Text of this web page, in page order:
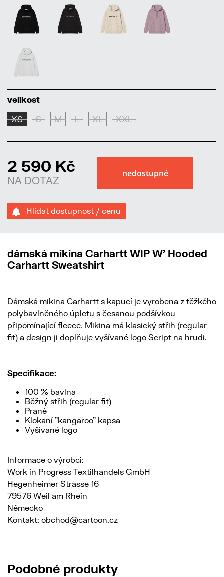
velikost
XS S M L XL XXL
2 590 Kč
NA DOTAZ
Hlídat dostupnost / cenu
dámská mikina Carhartt WIP W' Hooded
Carhartt Sweatshirt
Dámská mikina Carhartt s kapucí je vyrobena z těžkého
polybavlněného úpletu s česanou podšívkou
připomínající fleece. Mikina má klasický střih (regular
fit) a design ji doplňuje vyšívané logo Script na hrudi.
Specifikace:
100 % bavlna
Běžný střih (regular fit)
Prané
Klokaní "kangaroo" kapsa
Vyšívané logo
Informace o výrobci:
Work in Progress Textilhandels GmbH
Hegenheimer Strasse 16
79576 Weil am Rhein
Německo
Kontakt: obchod@cartoon.cz
Podobné produkty